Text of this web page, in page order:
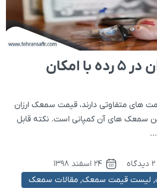
قیمت سمعک ارزان در 5 رده با امکان
های متفاوتی دارند، قیمت سمعک ارزان
سمعک های آن کمپانی است. نکته قابل
2 دیدگاه
۲۴ اسفند ۱۳۹۸
, لیست قیمت سمعک, مقالات سمعک